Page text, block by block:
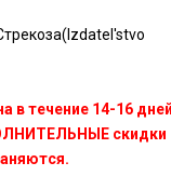
в течение 14-16
скидки